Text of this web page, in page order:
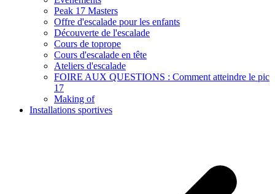
Peak 17 Masters
Offre d'escalade pour les enfants
Découverte de l'escalade
Cours de toprope
Cours d'escalade en tête
Ateliers d'escalade
FOIRE AUX QUESTIONS : Comment atteindre le pic
17
Making of
Installations sportives